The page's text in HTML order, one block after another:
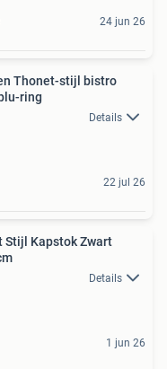
24 jun 26
Thonet-stijl bistro
ring
Details
22 jul 26
Stijl Kapstok Zwart
Details
1 jun 26